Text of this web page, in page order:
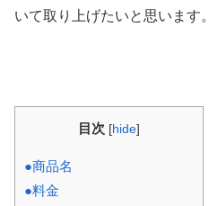
いて取り上げたいと思います。
目次 [hide]
●商品名
●料金